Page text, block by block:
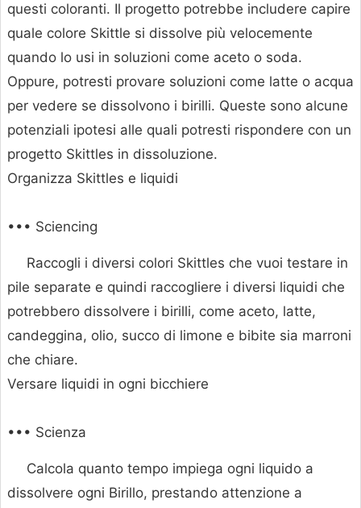
questi coloranti. Il progetto potrebbe includere capire
quale colore Skittle si dissolve più velocemente
quando lo usi in soluzioni come aceto o soda.
Oppure, potresti provare soluzioni come latte o acqua
per vedere se dissolvono i birilli. Queste sono alcune
potenziali ipotesi alle quali potresti rispondere con un
progetto Skittles in dissoluzione.
Organizza Skittles e liquidi
••• Sciencing
Raccogli i diversi colori Skittles che vuoi testare in
pile separate e quindi raccogliere i diversi liquidi che
potrebbero dissolvere i birilli, come aceto, latte,
candeggina, olio, succo di limone e bibite sia marroni
che chiare.
Versare liquidi in ogni bicchiere
••• Scienza
Calcola quanto tempo impiega ogni liquido a
dissolvere ogni Birillo, prestando attenzione a